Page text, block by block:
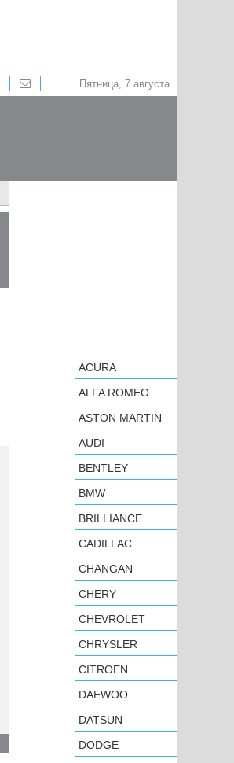
Пятница, 7 августа
ACURA
ALFA ROMEO
ASTON MARTIN
AUDI
BENTLEY
BMW
BRILLIANCE
CADILLAC
CHANGAN
CHERY
CHEVROLET
CHRYSLER
CITROEN
DAEWOO
DATSUN
DODGE